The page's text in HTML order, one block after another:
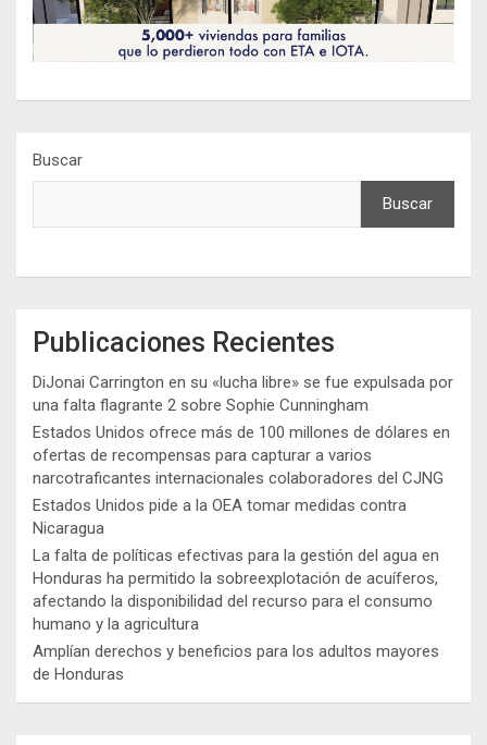
Buscar
Buscar
Publicaciones Recientes
DiJonai Carrington en su «lucha libre» se fue expulsada por
una falta flagrante 2 sobre Sophie Cunningham
Estados Unidos ofrece más de 100 millones de dólares en
ofertas de recompensas para capturar a varios
narcotraficantes internacionales colaboradores del CJNG
Estados Unidos pide a la OEA tomar medidas contra
Nicaragua
La falta de políticas efectivas para la gestión del agua en
Honduras ha permitido la sobreexplotación de acuíferos,
afectando la disponibilidad del recurso para el consumo
humano y la agricultura
Amplían derechos y beneficios para los adultos mayores
de Honduras